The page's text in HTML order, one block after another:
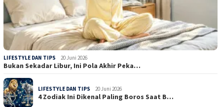
LIFESTYLE DAN TIPS 20 Juni 2026
Bukan Sekadar Libur, Ini Pola Akhir Peka…
LIFESTYLE DAN TIPS 20 Juni 2026
4 Zodiak Ini Dikenal Paling Boros Saat B…